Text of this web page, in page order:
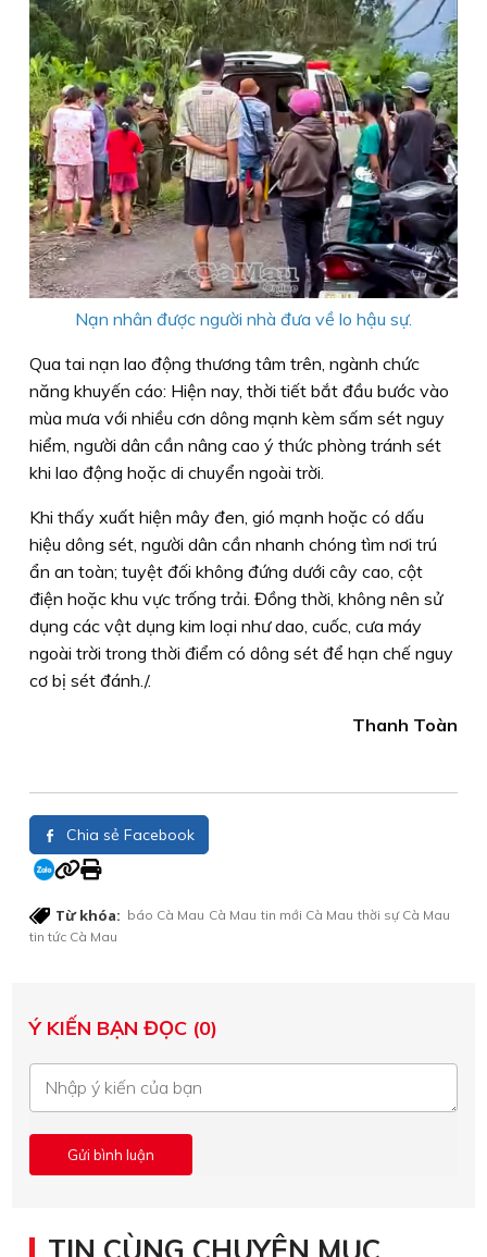
Nạn nhân được người nhà đưa về lo hậu sự.
Qua tai nạn lao động thương tâm trên, ngành chức
năng khuyến cáo: Hiện nay, thời tiết bắt đầu bước vào
mùa mưa với nhiều cơn dông mạnh kèm sấm sét nguy
hiểm, người dân cần nâng cao ý thức phòng tránh sét
khi lao động hoặc di chuyển ngoài trời.
Khi thấy xuất hiện mây đen, gió mạnh hoặc có dấu
hiệu dông sét, người dân cần nhanh chóng tìm nơi trú
ẩn an toàn; tuyệt đối không đứng dưới cây cao, cột
điện hoặc khu vực trống trải. Đồng thời, không nên sử
dụng các vật dụng kim loại như dao, cuốc, cưa máy
ngoài trời trong thời điểm có dông sét để hạn chế nguy
cơ bị sét đánh./.
Thanh Toàn
Chia sẻ Facebook
Từ khóa: báo Cà Mau Cà Mau tin mới Cà Mau thời sự Cà Mau
tin tức Cà Mau
Ý KIẾN BẠN ĐỌC (0)